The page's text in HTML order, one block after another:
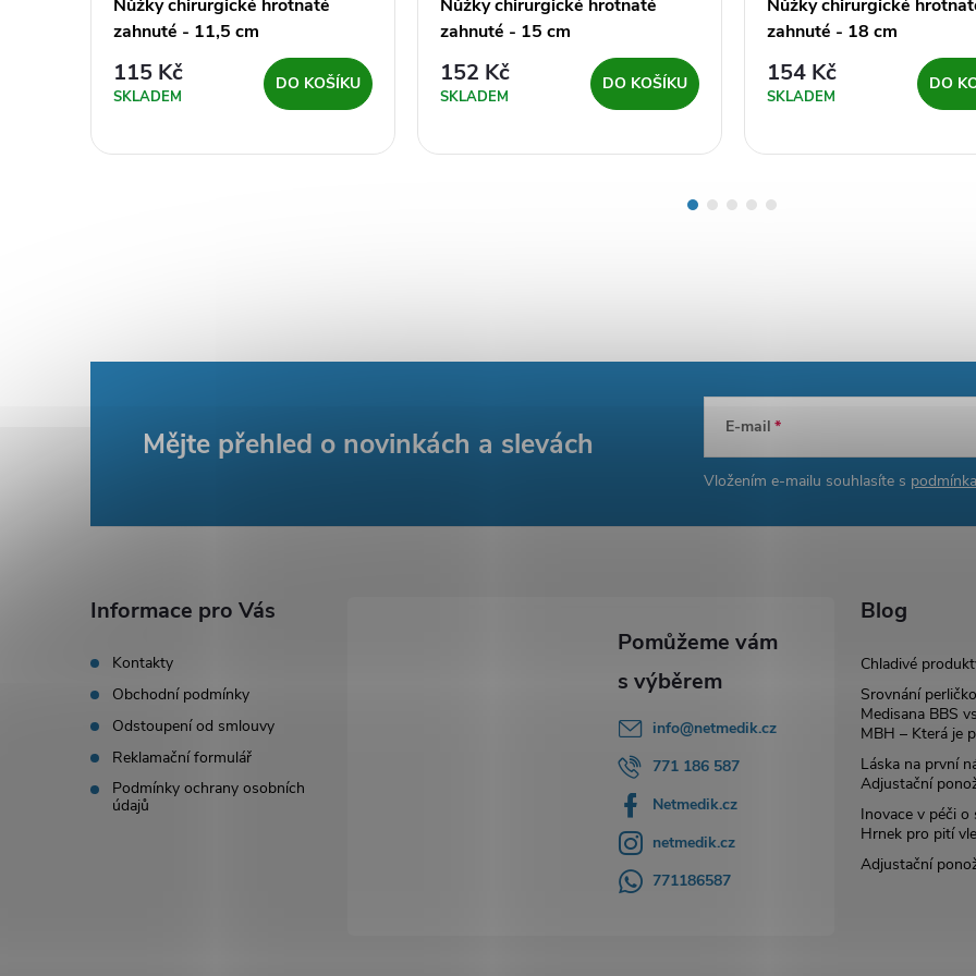
Nůžky chirurgické hrotnaté
zahnuté - 11,5 cm
115 Kč
SKLADEM
DO KOŠÍKU
Nůžky chirurgické hrotnaté
zahnuté - 15 cm
152 Kč
SKLADEM
DO KOŠÍKU
Nůžky chirurgické
zahnuté - 18 cm
154 Kč
SKLADEM
DO
Mějte přehled o novinkách a slevách E-mail
Vložením e-mailu souhlasíte s
Informace pro Vás
Kontakty
Obchodní podmínky
Odstoupení od smlouvy
Reklamační formulář
Podmínky ochrany osobních
údajů
info@netmedik.cz
771 186 587
Netmedik.cz
netmedik.cz
771186587
Blog
Chladivé
Srovnání
Medisana BBS
MBH – Která je
Láska na první
Adjustační
Inovace v péči o
Hrnek pro pití
Adjustační